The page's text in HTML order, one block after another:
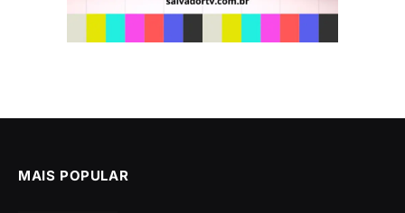
MAIS POPULAR